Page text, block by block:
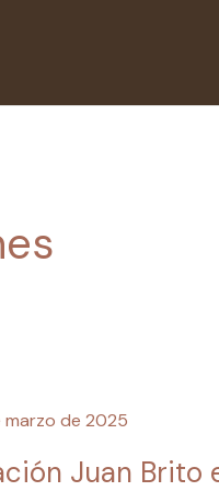
marzo de 2025
Juan